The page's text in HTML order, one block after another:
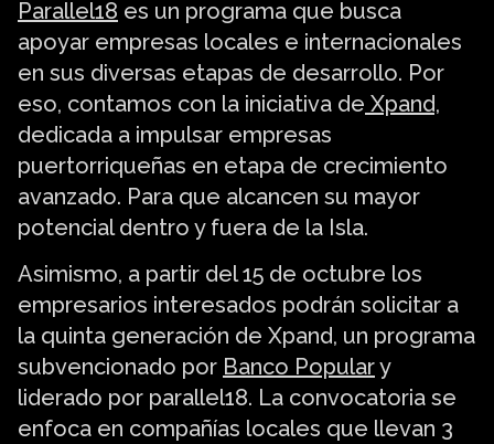
Parallel18 es un programa que busca
apoyar empresas locales e internacionales
en sus diversas etapas de desarrollo. Por
eso, contamos con la iniciativa de Xpand,
dedicada a impulsar empresas
puertorriqueñas en etapa de crecimiento
avanzado. Para que alcancen su mayor
potencial dentro y fuera de la Isla.
Asimismo, a partir del 15 de octubre los
empresarios interesados podrán solicitar a
la quinta generación de Xpand, un programa
subvencionado por Banco Populary
liderado por parallel18. La convocatoria se
enfoca en compañías locales que llevan 3